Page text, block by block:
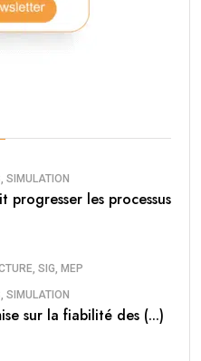
SIMULATION
progresser les processus
SIG, MEP
SIMULATION
sur la fiabilité des (...)